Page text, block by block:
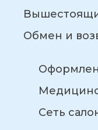
Обмен и
Сеть